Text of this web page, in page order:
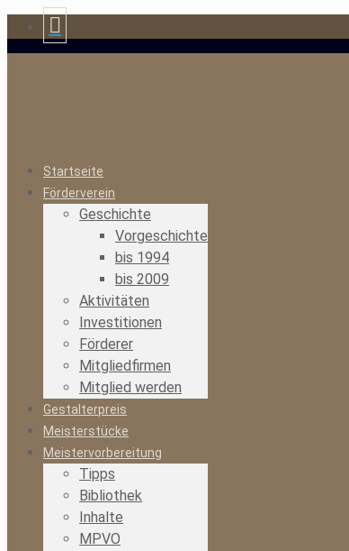
Startseite
Förderverein
Geschichte
Vorgeschichte
bis 1994
bis 2009
Aktivitäten
Investitionen
Förderer
Mitgliedfirmen
Mitglied werden
Gestalterpreis
Meisterstücke
Meistervorbereitung
Tipps
Bibliothek
Inhalte
MPVO